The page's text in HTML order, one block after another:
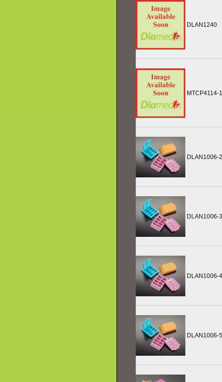
DLAN1240
MTCP4114-
DLAN1006-2
DLAN1006-3
DLAN1006-4
DLAN1006-5